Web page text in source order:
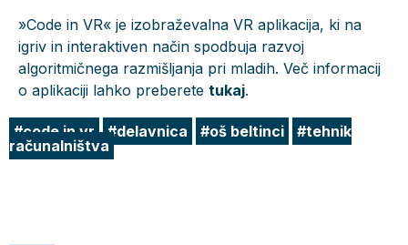
»Code in VR« je izobraževalna VR aplikacija, ki na
igriv in interaktiven način spodbuja razvoj
algoritmičnega razmišljanja pri mladih. Več informacij
o aplikaciji lahko preberete tukaj.
code in vr delavnica oš beltinci
tehnik
računalništva